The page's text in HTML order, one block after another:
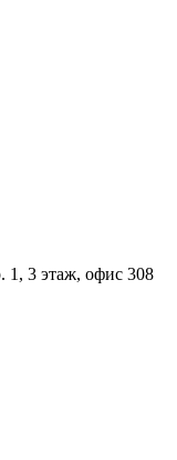
1, 3 этаж, офис 308